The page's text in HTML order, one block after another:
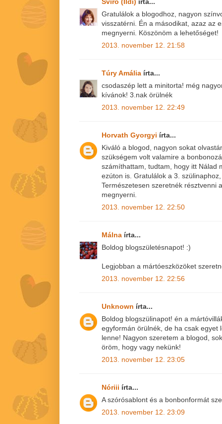
Sviro (Ildi) írta...
Gratulálok a blogodhoz, nagyon
visszatérni. Én a másodikat, azaz az
megnyerni. Köszönöm a lehetőséget!
2013. november 12. 21:58
Túry Amália írta...
csodaszép lett a minitorta! még
kívánok! 3.nak örülnék
2013. november 12. 22:49
Horvath Gyorgyi írta...
Kiváló a blogod, nagyon sokat
szükségem volt valamire a
számíthattam, tudtam, hogy itt Nálad
ezúton is. Gratulálok a 3.
Természetesen szeretnék résztvenni
megnyerni.
2013. november 12. 22:50
Málna írta...
Boldog blogszületésnapot! :)
Legjobban a mártóeszközöket
2013. november 12. 22:56
Unknown írta...
Boldog blogszülinapot! én a
egyformán örülnék, de ha csak egyet
lenne! Nagyon szeretem a blogod,
öröm, hogy vagy nekünk!
2013. november 12. 23:05
Nóriii írta...
A szórósablont és a bonbonformát
2013. november 12. 23:09